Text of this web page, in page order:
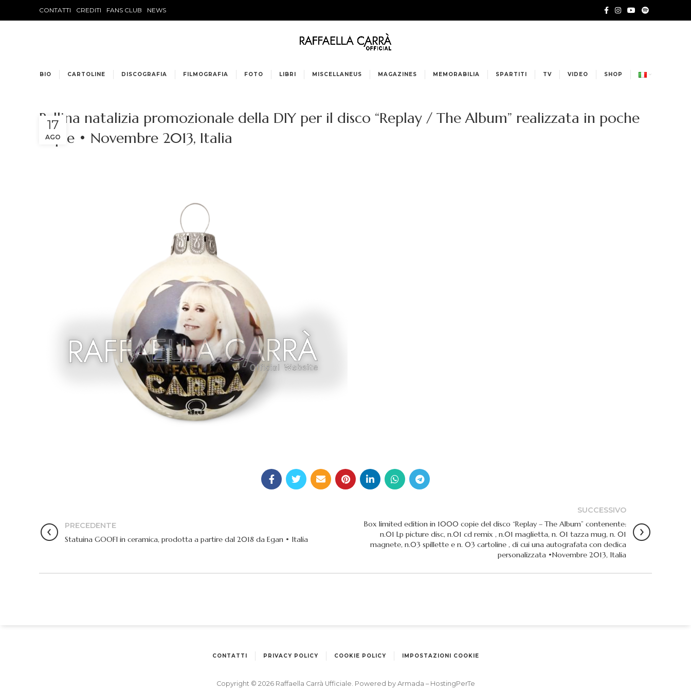
CONTATTI CREDITI FANS CLUB NEWS
BIO CARTOLINE DISCOGRAFIA FILMOGRAFIA FOTO LIBRI MISCELLANEUS MAGAZINES MEMORABILIA SPARTITI TV VIDEO SHOP
Pallina natalizia promozionale della DIY per il disco “Replay / The Album” realizzata in poche
copie • Novembre 2013, Italia
17
AGO
PRECEDENTE
Statuina GOOFI in ceramica, prodotta a partire dal 2018 da Egan • Italia
SUCCESSIVO
Box limited edition in 1000 copie del disco “Replay – The Album” contenente:
n.01 Lp picture disc, n.01 cd remix , n.01 maglietta, n. 01 tazza mug, n. 01
magnete, n.03 spillette e n. 03 cartoline , di cui una autografata con dedica
personalizzata •Novembre 2013, Italia
CONTATTI PRIVACY POLICY COOKIE POLICY IMPOSTAZIONI COOKIE
Copyright © 2026 Raffaella Carrà Ufficiale. Powered by Armada – HostingPerTe